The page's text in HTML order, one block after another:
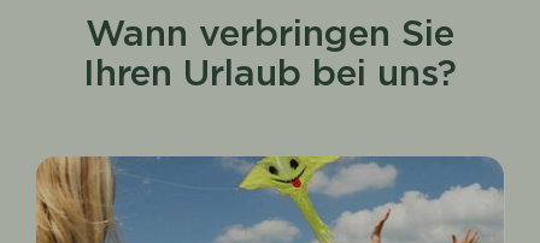
Wann verbringen Sie
Ihren Urlaub bei uns?